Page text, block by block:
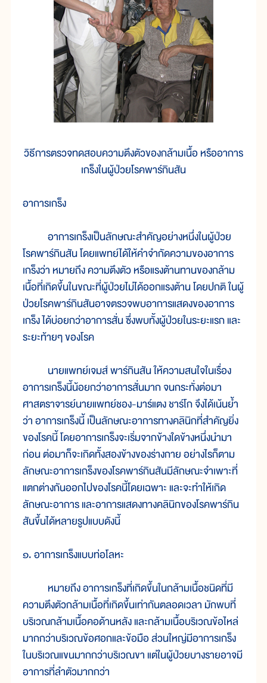
วิธีการตรวจทดสอบความตึงตัวของกล้ามเนื้อ หรืออาการ
เกร็งในผู้ป่วยโรคพาร์กินสัน
อาการเกร็ง
อาการเกร็งเป็นลักษณะสำคัญอย่างหนึ่งในผู้ป่วย
โรคพาร์กินสัน โดยแพทย์ได้ให้คำจำกัดความของอาการ
เกร็งว่า หมายถึง ความตึงตัว หรือแรงต้านทานของกล้าม
เนื้อที่เกิดขึ้นในขณะที่ผู้ป่วยไม่ได้ออกแรงต้าน โดยปกติ ในผู้
ป่วยโรคพาร์กินสันอาจตรวจพบอาการแสดงของอาการ
เกร็ง ได้บ่อยกว่าอาการสั่น ซึ่งพบทั้งผู้ป่วยในระยะแรก และ
ระยะท้ายๆ ของโรค
นายแพทย์เจมส์ พาร์กินสัน ให้ความสนใจในเรื่อง
อาการเกร็งนี้น้อยกว่าอาการสั่นมาก จนกระทั่งต่อมา
ศาสตราจารย์นายแพทย์ชอง-มาร์แตง ชาร์โก จึงได้เน้นย้ำ
ว่า อาการเกร็งนี้ เป็นลักษณะอาการทางคลินิกที่สำคัญยิ่ง
ของโรคนี้ โดยอาการเกร็งจะเริ่มจากข้างใดข้างหนึ่งนำมา
ก่อน ต่อมาก็จะเกิดทั้งสองข้างของร่างกาย อย่างไรก็ตาม
ลักษณะอาการเกร็งของโรคพาร์กินสันมีลักษณะจำเพาะที่
แตกต่างกันออกไปของโรคนี้โดยเฉพาะ และจะทำให้เกิด
ลักษณะอาการ และอาการแสดงทางคลินิกของโรคพาร์กิน
สันขึ้นได้หลายรูปแบบดังนี้
๑. อาการเกร็งแบบท่อโลหะ
หมายถึง อาการเกร็งที่เกิดขึ้นในกล้ามเนื้อชนิดที่มี
ความตึงตัวกล้ามเนื้อที่เกิดขึ้นเท่ากันตลอดเวลา มักพบที่
บริเวณกล้ามเนื้อคอด้านหลัง และกล้ามเนื้อบริเวณข้อไหล่
มากกว่าบริเวณข้อศอกและข้อมือ ส่วนใหญ่มีอาการเกร็ง
ในบริเวณแขนมากกว่าบริเวณขา แต่ในผู้ป่วยบางรายอาจมี
อาการที่ลำตัวมากกว่า